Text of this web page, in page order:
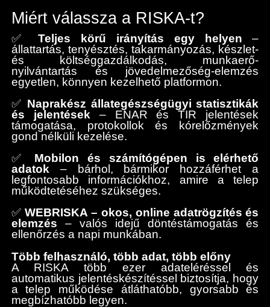
Miért válassza a RISKA-t?
✅Teljes körű irányítás egy helyen –
állattartás, tenyésztés, takarmányozás, készlet-
és költséggazdálkodás, munkaerő-
nyilvántartás és jövedelmezőség-elemzés
egyetlen, könnyen kezelhető platformon.
✅ Naprakész állategészségügyi statisztikák
és jelentések – ENAR és TIR jelentések
támogatása, protokollok és kórelőzmények
gond nélküli kezelése.
✅ Mobilon és számítógépen is elérhető
adatok – bárhol, bármikor hozzáférhet a
legfontosabb információkhoz, amire a telep
működtetéséhez szükséges.
✅WEBRISKA – okos, online adatrögzítés és
elemzés – valós idejű döntéstámogatás és
ellenőrzés a napi munkában.
Több felhasználó, több adat, több előny
A RISKA több ezer adateléréssel és
automatikus jelentéskészítéssel biztosítja, hogy
a telep működése átláthatóbb, gyorsabb és
megbízhatóbb legyen.